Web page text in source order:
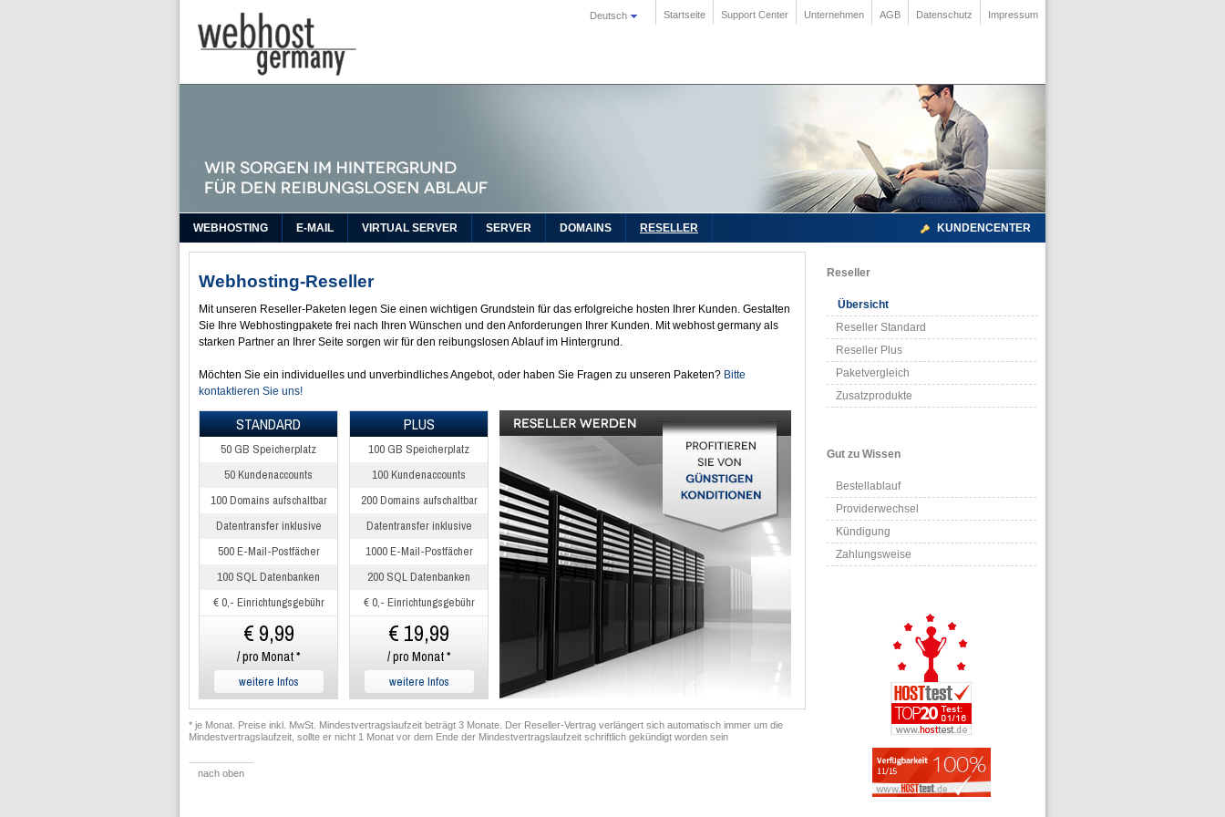
Startseite Support Center Unternehmen AGB Datenschutz Impressum
Deutsch
WEBHOSTING E-MAIL VIRTUAL SERVER SERVER DOMAINS RESELLER KUNDENCENTER
Reseller
Übersicht
Reseller Standard
Reseller Plus
Paketvergleich
Zusatzprodukte
Gut zu Wissen
Bestellablauf
Providerwechsel
Kündigung
Zahlungsweise
Webhosting-Reseller
Mit unseren Reseller-Paketen legen Sie einen wichtigen Grundstein für das erfolgreiche hosten Ihrer Kunden. Gestalten
Sie Ihre Webhostingpakete frei nach Ihren Wünschen und den Anforderungen Ihrer Kunden. Mit webhost germany als
starken Partner an Ihrer Seite sorgen wir für den reibungslosen Ablauf im Hintergrund.
Möchten Sie ein individuelles und unverbindliches Angebot, oder haben Sie Fragen zu unseren Paketen? Bitte
kontaktieren Sie uns!
STANDARD
50 GB Speicherplatz
50 Kundenaccounts
100 Domains aufschaltbar
Datentransfer inklusive
500 E-Mail-Postfächer
100 SQL Datenbanken
€ 0,- Einrichtungsgebühr
€ 9,99
/ pro Monat *
weitere Infos
PLUS
100 GB Speicherplatz
100 Kundenaccounts
200 Domains aufschaltbar
Datentransfer inklusive
1000 E-Mail-Postfächer
200 SQL Datenbanken
€ 0,- Einrichtungsgebühr
€ 19,99
/ pro Monat *
weitere Infos
* je Monat. Preise inkl. MwSt. Mindestvertragslaufzeit beträgt 3 Monate. Der Reseller-Vertrag verlängert sich automatisch immer um die
Mindestvertragslaufzeit, sollte er nicht 1 Monat vor dem Ende der Mindestvertragslaufzeit schriftlich gekündigt worden sein
nach oben